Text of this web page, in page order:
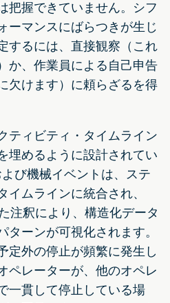
把握できていません。シフ
ーマンスにばらつきが生じ
するには、直接観察（これ
か、作業員による自己申告
欠けます）に頼らざるを得
ティビティ・タイムライン
埋めるように設計されてい
び機械イベントは、ステ
イムラインに統合され、
注釈により、構造化データ
ターンが可視化されます。
定外の停止が頻繁に発生し
ペレーターが、他のオペレ
一貫して停止している場